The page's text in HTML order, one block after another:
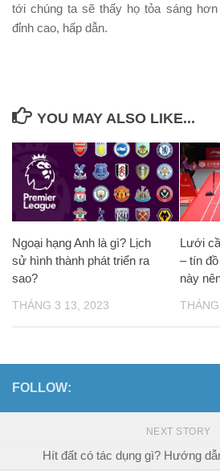
tới chúng ta sẽ thấy họ tỏa sáng
đỉnh cao, hấp dẫn.
YOU MAY ALSO LIKE...
Ngoại hạng Anh là gì? Lịch
sử hình thành phát triển ra
sao?
THÁNG 3 13, 2023
Lưới
– tín
này
FOLLOW:
NEXT STORY
Hít đất có tác dụng gì? Hướng